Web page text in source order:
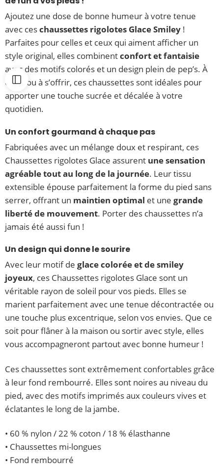
Ajoutez une dose de bonne humeur à votre tenue
avec ceschaussettes rigolotes Glace Smiley !
Parfaites pour celles et ceux qui aiment afficher un
style original, elles combinentconfort et fantaisie
avec des motifs colorés et un design plein de pep’s. À
offrir ou à s’offrir, ces chaussettes sont idéales pour
apporter une touche sucrée et décalée à votre
quotidien.
Un confort gourmand à chaque pas
Fabriquées avec un mélange doux et respirant, ces
Chaussettes rigolotes Glace assurent une sensation
agréable tout au long de la journée. Leur tissu
extensible épouse parfaitement la forme du pied sans
serrer, offrant un maintien optimal et une grande
liberté de mouvement. Porter des chaussettes n’a
jamais été aussi fun !
Un design qui donne le sourire
Avec leur motif de glace colorée et de smiley
joyeux, ces Chaussettes rigolotes Glace sont un
véritable rayon de soleil pour vos pieds. Elles se
marient parfaitement avec une tenue décontractée ou
une touche plus excentrique, selon vos envies. Que ce
soit pour flâner à la maison ou sortir avec style, elles
vous accompagneront partout avec bonne humeur !
Ces chaussettes sont extrêmement confortables grâce
à leur fond rembourré. Elles sont noires au niveau du
pied, avec des motifs imprimés aux couleurs vives et
éclatantes le long de la jambe.
• 60 % nylon / 22 % coton / 18 % élasthanne
• Chaussettes mi-longues
• Fond rembourré